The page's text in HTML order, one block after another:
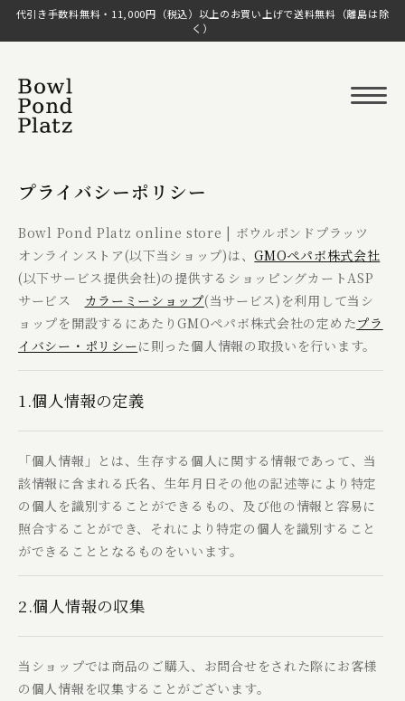
代引き手数料無料・11,000円（税込）以上のお買い上げで送料無料（離島は除
く）
プライバシーポリシー
Bowl Pond Platz online store | ボウルポンドプラッツ
オンラインストア(以下当ショップ)は、GMOペパボ株式会社
(以下サービス提供会社)の提供するショッピングカートASP
サービス カラーミーショップ(当サービス)を利用して当シ
ョップを開設するにあたりGMOペパボ株式会社の定めたプラ
イバシー・ポリシーに則った個人情報の取扱いを行います。
1.個人情報の定義
「個人情報」とは、生存する個人に関する情報であって、当
該情報に含まれる氏名、生年月日その他の記述等により特定
の個人を識別することができるもの、及び他の情報と容易に
照合することができ、それにより特定の個人を識別すること
ができることとなるものをいいます。
2.個人情報の収集
当ショップでは商品のご購入、お問合せをされた際にお客様
の個人情報を収集することがございます。